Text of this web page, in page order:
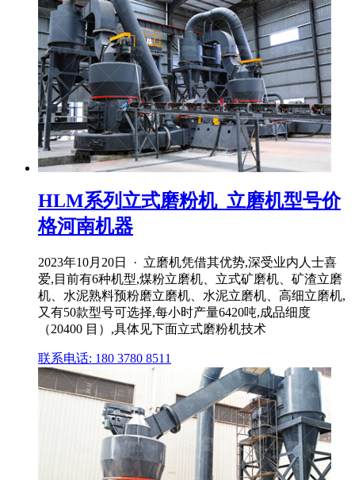
HLM系列立式磨粉机_立磨机型号价
格河南机器
2023年10月20日 · 立磨机凭借其优势,深受业内人士喜
爱,目前有6种机型,煤粉立磨机、立式矿磨机、矿渣立磨
机、水泥熟料预粉磨立磨机、水泥立磨机、高细立磨机,
又有50款型号可选择,每小时产量6420吨,成品细度
（20400 目）,具体见下面立式磨粉机技术
联系电话: 180 3780 8511